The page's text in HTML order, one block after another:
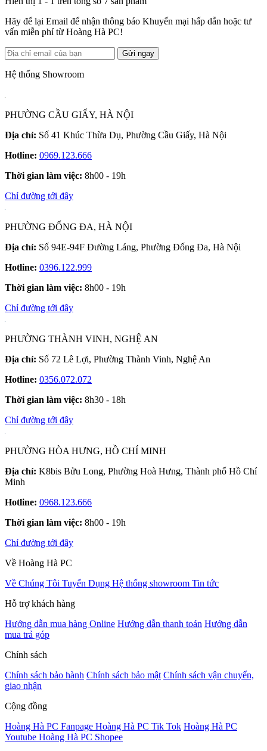
Hãy để lại Email để nhận thông báo Khuyến mại hấp dẫn hoặc tư
vấn miễn phí từ Hoàng Hà PC!
Gửi ngay
Hệ thống Showroom
PHƯỜNG CẦU GIẤY, HÀ NỘI
Địa chỉ: Số 41 Khúc Thừa Dụ, Phường Cầu Giấy, Hà Nội
Hotline: 0969.123.666
Thời gian làm việc: 8h00 - 19h
Chỉ đường tới đây
PHƯỜNG ĐỐNG ĐA, HÀ NỘI
Địa chỉ: Số 94E-94F Đường Láng, Phường Đống Đa, Hà Nội
Hotline: 0396.122.999
Thời gian làm việc: 8h00 - 19h
Chỉ đường tới đây
PHƯỜNG THÀNH VINH, NGHỆ AN
Địa chỉ: Số 72 Lê Lợi, Phường Thành Vinh, Nghệ An
Hotline: 0356.072.072
Thời gian làm việc: 8h30 - 18h
Chỉ đường tới đây
PHƯỜNG HÒA HƯNG, HỒ CHÍ MINH
Địa chỉ: K8bis Bửu Long, Phường Hoà Hưng, Thành phố Hồ Chí
Minh
Hotline: 0968.123.666
Thời gian làm việc: 8h00 - 19h
Chỉ đường tới đây
Về Hoàng Hà PC
Về Chúng Tôi Tuyển Dụng Hệ thống showroom Tin tức
Hỗ trợ khách hàng
Hướng dẫn mua hàng Online Hướng dẫn thanh toán Hướng dẫn
mua trả góp
Chính sách
Chính sách bảo hành Chính sách bảo mật Chính sách vận chuyển,
giao nhận
Cộng đồng
Hoàng Hà PC Fanpage Hoàng Hà PC Tik Tok Hoàng Hà PC
Youtube Hoàng Hà PC Shopee